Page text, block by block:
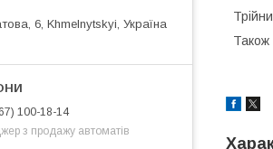
Також
6, Khmelnytskyi, Україна
100-18-14
з продажу автоматів